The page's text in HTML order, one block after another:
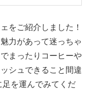
をご紹介しました！
力があって迷っちゃ
まったりコーヒーや
シュできること間違
を運んでみてくだ